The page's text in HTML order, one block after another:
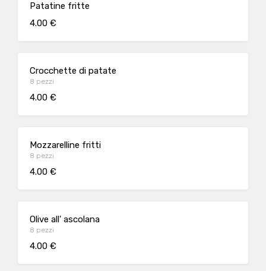
Patatine fritte
4.00 €
Crocchette di patate
8 pezzi
4.00 €
Mozzarelline fritti
8 pezzi
4.00 €
Olive all' ascolana
8 pezzi
4.00 €